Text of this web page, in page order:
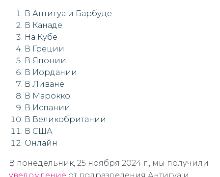
В Антигуа и Барбуде
В Канаде
На Кубе
В Греции
В Японии
В Иордании
В Ливане
В Марокко
В Испании
В Великобритании
В США
Онлайн
В понедельник, 25 ноября 2024 г., мы получили